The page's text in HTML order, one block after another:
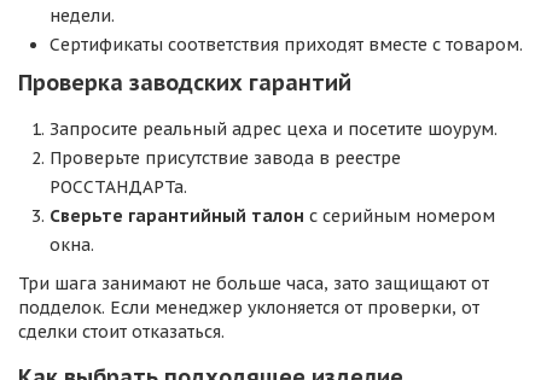
недели.
Сертификаты соответствия приходят вместе с товаром.
Проверка заводских гарантий
Запросите реальный адрес цеха и посетите шоурум.
Проверьте присутствие завода в реестре
РОССТАНДАРТа.
Сверьте гарантийный талон с серийным номером
окна.
Три шага занимают не больше часа, зато защищают от
подделок. Если менеджер уклоняется от проверки, от
сделки стоит отказаться.